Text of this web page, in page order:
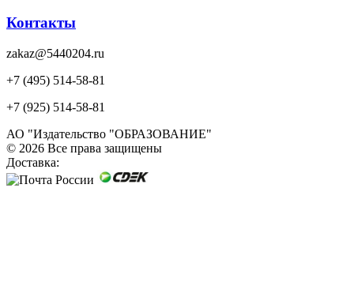
Контакты
zakaz@5440204.ru
+7 (495) 514-58-81
+7 (925) 514-58-81
АО "Издательство "ОБРАЗОВАНИЕ"
© 2026 Все права защищены
Доставка: